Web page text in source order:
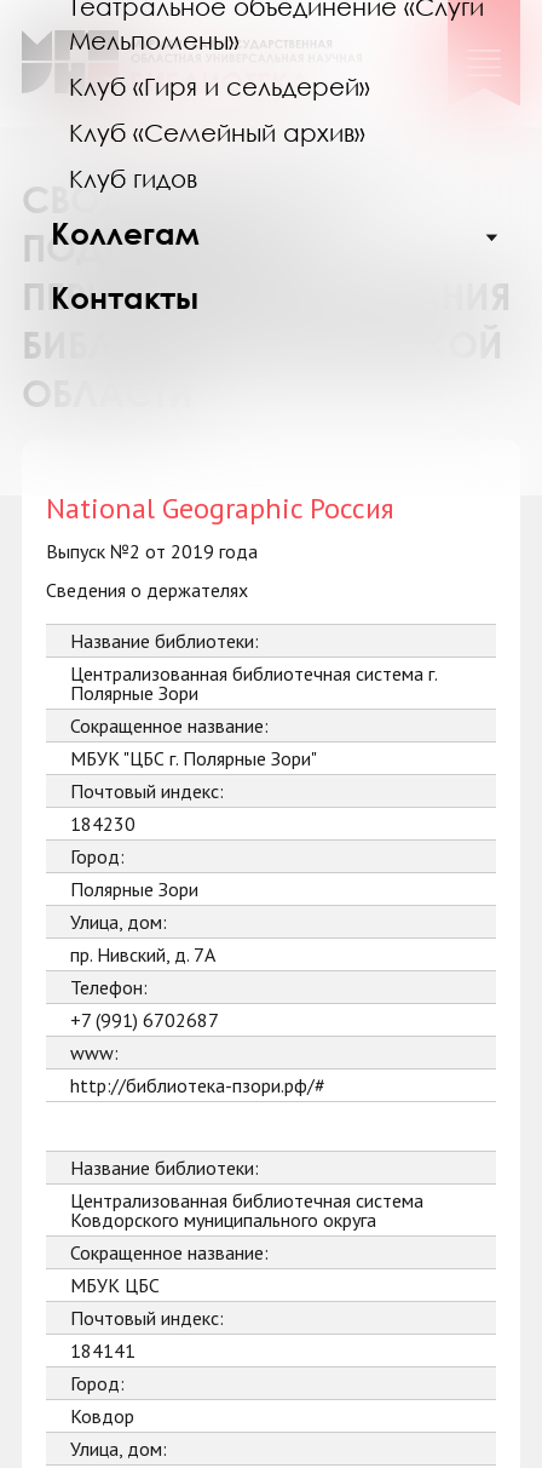
Мельпомены»
Клуб «Гиря и сельдерей»
Клуб «Семейный архив»
Клуб гидов
Коллегам
Контакты
СВОДНЫЙ КАТАЛОГ
ПОДПИСКИ НА
ПЕРИОДИЧЕСКИЕ ИЗДАНИЯ
БИБЛИОТЕК МУРМАНСКОЙ
ОБЛАСТИ
National Geographic Россия
Выпуск №2 от 2019 года
Сведения о держателях
Название библиотеки:
Централизованная библиотечная система г.
Полярные Зори
Сокращенное название:
МБУК "ЦБС г. Полярные Зори"
Почтовый индекс:
184230
Город:
Полярные Зори
Улица, дом:
пр. Нивский, д. 7А
Телефон:
+7 (991) 6702687
www:
http://библиотека-пзори.рф/#
Название библиотеки:
Централизованная библиотечная система
Ковдорского муниципального округа
Сокращенное название:
МБУК ЦБС
Почтовый индекс:
184141
Город:
Ковдор
Улица, дом: